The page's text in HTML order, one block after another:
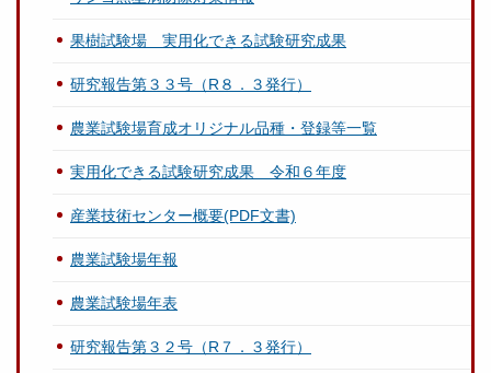
果樹試験場 実用化できる試験研究成果
研究報告第３３号（R８．３発行）
農業試験場育成オリジナル品種・登録等一覧
実用化できる試験研究成果 令和６年度
産業技術センター概要(PDF文書)
農業試験場年報
農業試験場年表
研究報告第３２号（R７．３発行）